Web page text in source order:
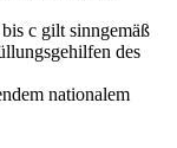
c gilt sinngemäß
des
nationalem